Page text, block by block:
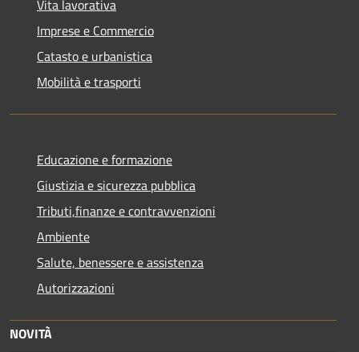
Vita lavorativa
Imprese e Commercio
Catasto e urbanistica
Mobilità e trasporti
Educazione e formazione
Giustizia e sicurezza pubblica
Tributi,finanze e contravvenzioni
Ambiente
Salute, benessere e assistenza
Autorizzazioni
NOVITÀ